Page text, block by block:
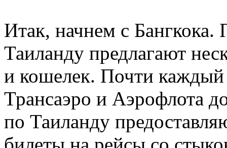
Итак, начнем с Бангкока.
Таиланду предлагают
и кошелек. Почти
Трансаэро и Аэрофлота
по Таиланду